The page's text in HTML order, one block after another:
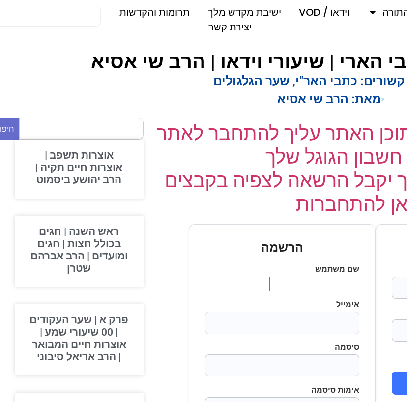
וידאו / VOD ישיבת מקדש מלך
תרומות והקדשות
יצירת קשר
הארי | שיעורי וידאו | הרב שי אסיא
כתבי האר"י,שער הגלגולים
מאת:הרב שי אסיא
האתר עליך להתחבר לאתר
הגוגל שלך
יקבל הרשאה לצפיה בקבצים
להתחברות
הרשמה
שם משתמש
אימייל
סיסמה
אימות סיסמה
חיפוש
אוצרות תשפב |
אוצרות חיים תקיה |
הרב יהושע ביסמוט
ראש השנה | חגים
בכולל חצות | חגים
ומועדים | הרב אברהם
שטרן
פרק א | שער העקודים
| 00 שיעורי שמע |
אוצרות חיים המבואר
| הרב אריאל סיבוני